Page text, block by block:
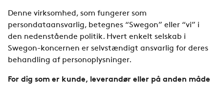
Denne virksomhed, som fungerer som
persondataansvarlig, betegnes “Swegon” eller “vi” i
den nedenstående politik. Hvert enkelt selskab i
Swegon-koncernen er selvstændigt ansvarlig for deres
behandling af personoplysninger.
For dig som er kunde, leverandør eller på anden måde